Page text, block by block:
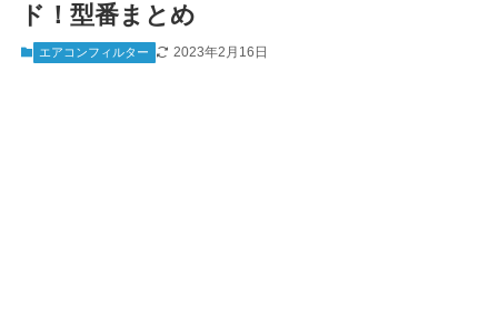
ド！型番まとめ
エアコンフィルター 2023年2月16日